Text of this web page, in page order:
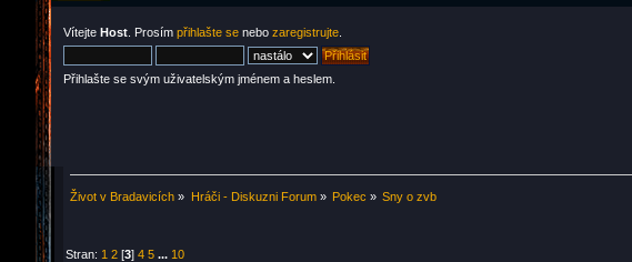
Vítejte Host . Prosím přihlašte se nebo zaregistrujte
Přihlašte se svým uživatelským jménem a heslem.
Život v Bradavicích » Hráči - Diskuzni Forum» Pokec » Sny o zvb
Stran: 1 2 [3]4 5 ... 10